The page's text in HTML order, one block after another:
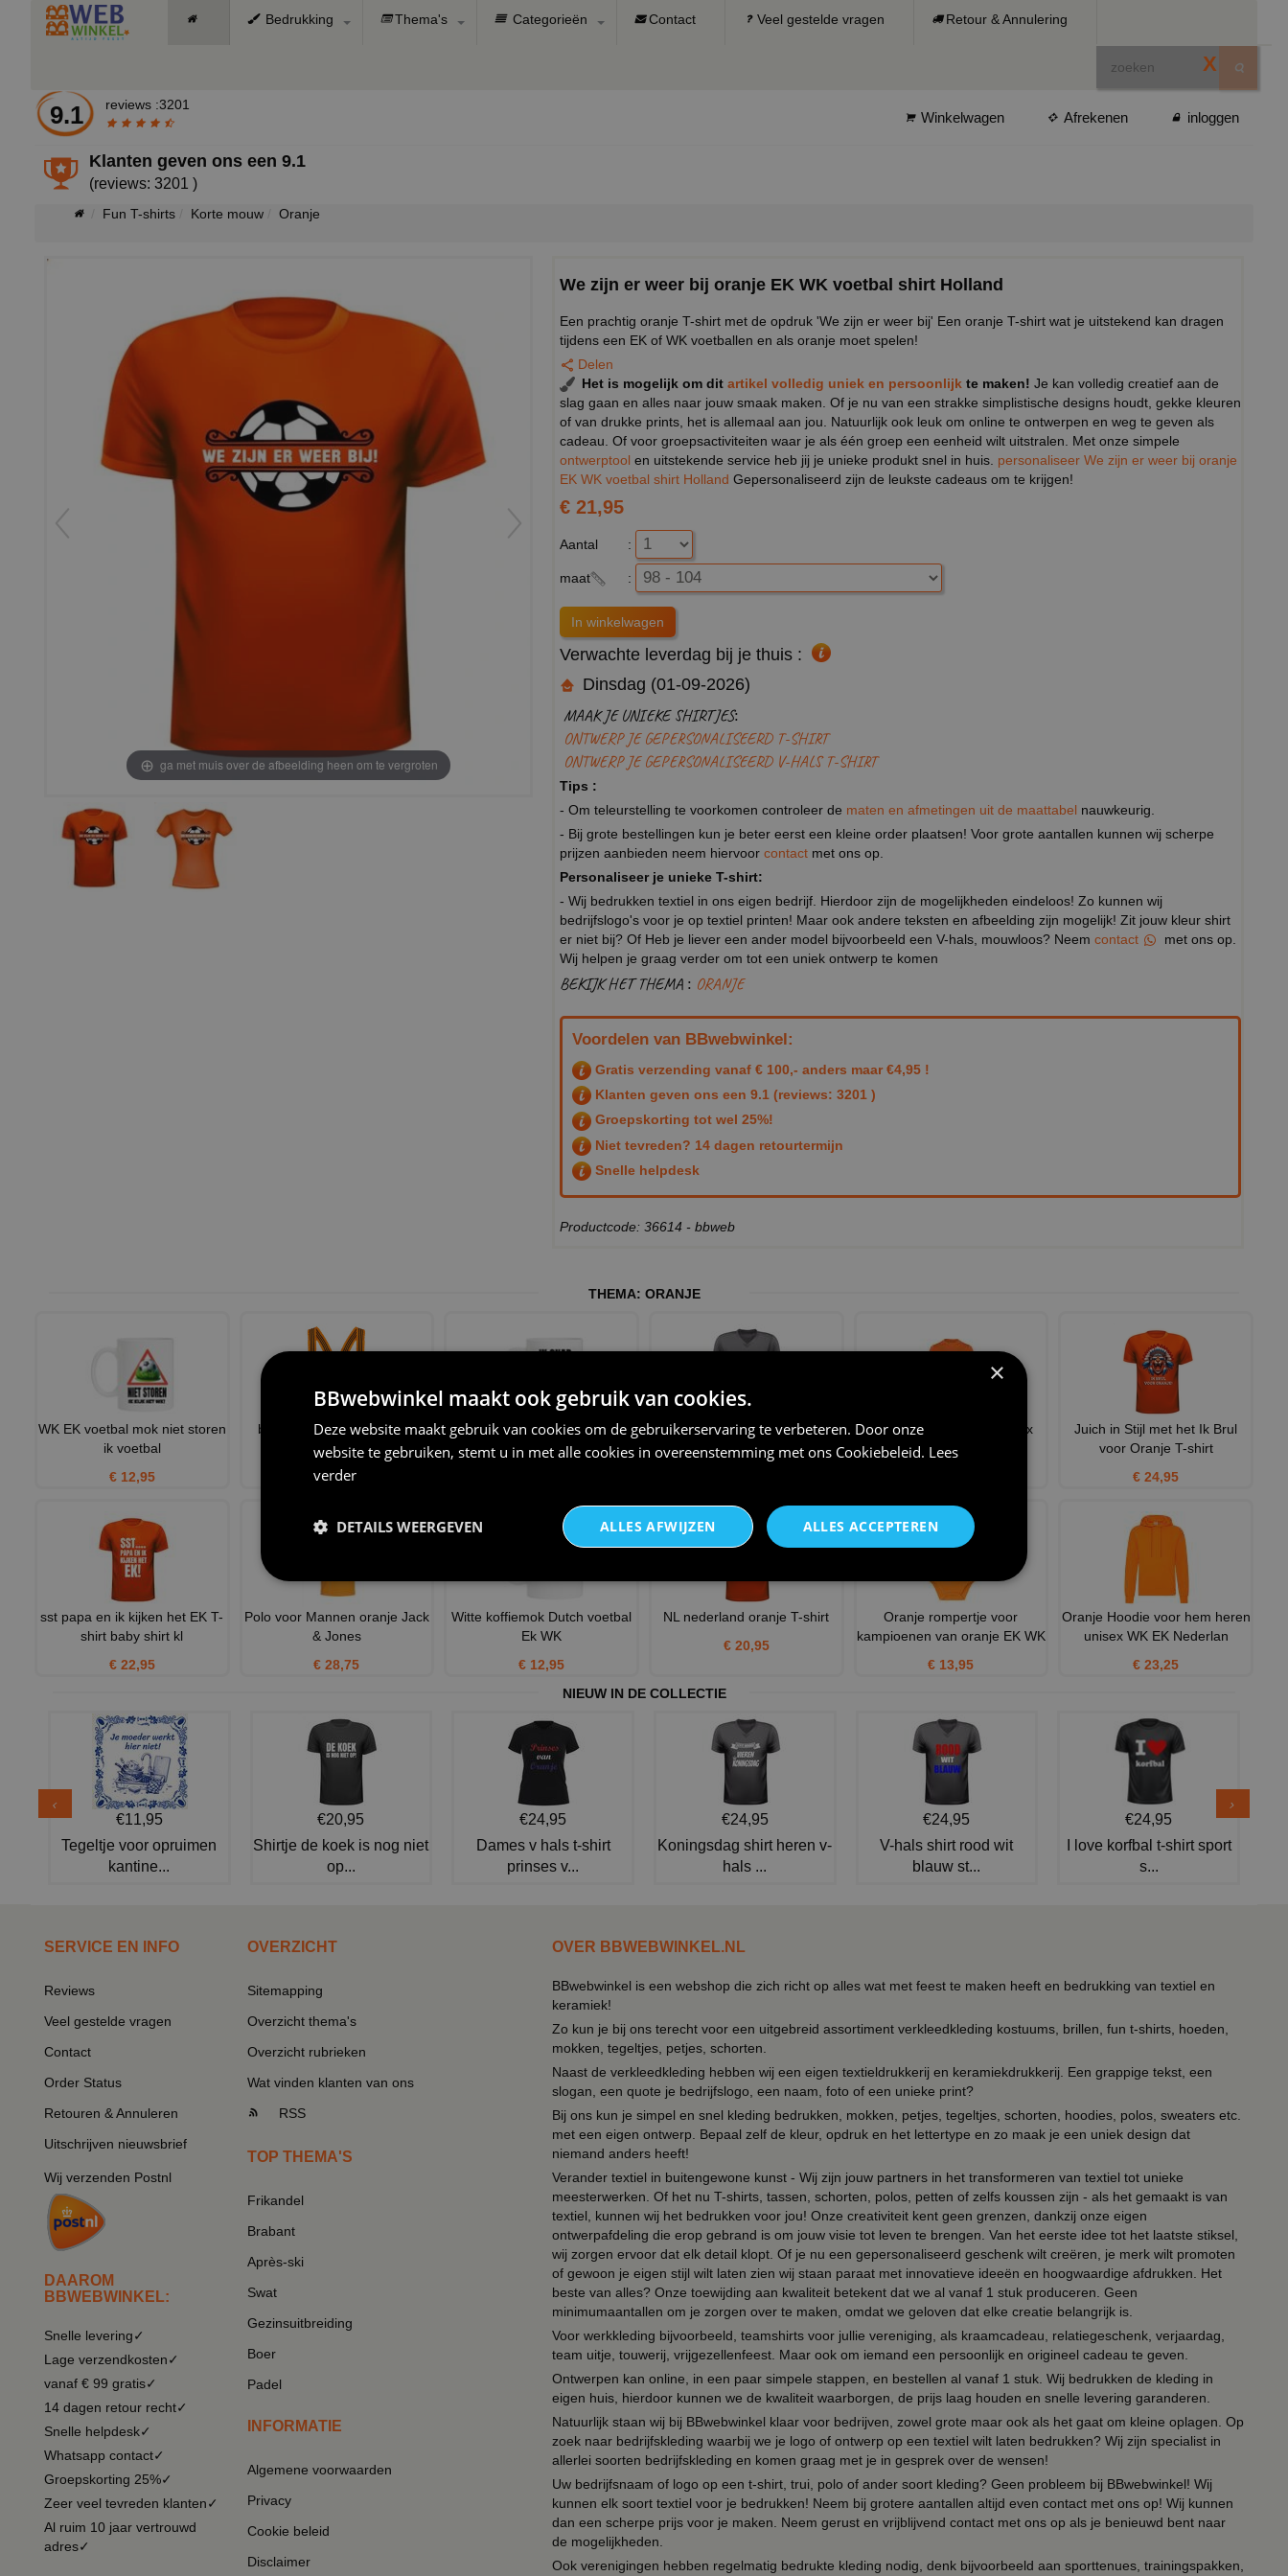
Bedrukking Thema's Categorieën Contact Veel gestelde vragen Retour & Annulering
X
9.1 reviews :3201
Winkelwagen Afrekenen inloggen
Klanten geven ons een9.1
(reviews: 3201 )
Fun T-shirts Korte mouw Oranje
ga met muis over de afbeelding heen om te vergroten
We zijn er weer bij oranje EK WK voetbal shirt Holland
Een prachtig oranje T-shirt met de opdruk 'We zijn er weer bij' Een oranje T-shirt wat je uitstekend kan dragen
tijdens een EK of WK voetballen en als oranje moet spelen!
Delen
Het is mogelijk om dit artikel volledig uniek en persoonlijk te maken! Je kan volledig creatief aan de
slag gaan en alles naar jouw smaak maken. Of je nu van een strakke simplistische designs houdt, gekke kleuren
of van drukke prints, het is allemaal aan jou. Natuurlijk ook leuk om online te ontwerpen en weg te geven als
cadeau. Of voor groepsactiviteiten waar je als één groep een eenheid wilt uitstralen. Met onze simpele
ontwerptool en uitstekende service heb jij je unieke produkt snel in huis. personaliseer We zijn er weer bij oranje
EK WK voetbal shirt Holland Gepersonaliseerd zijn de leukste cadeaus om te krijgen!
€ 21,95
Aantal :
maat :
Verwachte leverdag bij je thuis :
Dinsdag (01-09-2026)
MAAK JE UNIEKE SHIRTJES:
ONTWERP JE GEPERSONALISEERD T-SHIRT
ONTWERP JE GEPERSONALISEERD V-HALS T-SHIRT
Tips :
- Om teleurstelling te voorkomen controleer de maten en afmetingen uit de maattabel nauwkeurig.
- Bij grote bestellingen kun je beter eerst een kleine order plaatsen! Voor grote aantallen kunnen wij scherpe
prijzen aanbieden neem hiervoor contact met ons op.
Personaliseer je unieke T-shirt:
- Wij bedrukken textiel in ons eigen bedrijf. Hierdoor zijn de mogelijkheden eindeloos! Zo kunnen wij
bedrijfslogo's voor je op textiel printen! Maar ook andere teksten en afbeelding zijn mogelijk! Zit jouw kleur shirt
er niet bij? Of Heb je liever een ander model bijvoorbeeld een V-hals, mouwloos? Neem contact
met ons op.
Wij helpen je graag verder om tot een uniek ontwerp te komen
BEKIJK HET THEMA : ORANJE
Voordelen van BBwebwinkel:
Gratis verzending vanaf € 100,- anders maar €4,95 !
Klanten geven ons een 9.1 (reviews: 3201 )
Groepskorting tot wel 25%!
Niet tevreden? 14 dagen retourtermijn
Snelle helpdesk
Productcode: 36614 - bbweb
THEMA: ORANJE
WK EK voetbal mok niet storen
ik voetbal
€ 12,95
bretels oranje met plooien
€ 6,95
Mok ik snap er geen bal van
€ 12,95
V-hals shirt rood wit blauw
stijlvol shirt met tek
Oranje Trui Sweater unisex
€ 21,50
Juich in Stijl met het Ik Brul
voor Oranje T-shirt
€ 24,95
sst papa en ik kijken het EK T-
shirt baby shirt kl
€ 22,95
Polo voor Mannen oranje Jack
& Jones
€ 28,75
Witte koffiemok Dutch voetbal
Ek WK
€ 12,95
NL nederland oranje T-shirt
€ 20,95
Oranje rompertje voor
kampioenen van oranje EK WK
€ 13,95
Oranje Hoodie voor hem heren
unisex WK EK Nederlan
€ 23,25
NIEUW IN DE COLLECTIE
€11,95
Tegeltje voor opruimen
kantine...
€20,95
Shirtje de koek is nog niet
op...
€24,95
Dames v hals t-shirt
prinses v...
€24,95
Koningsdag shirt heren v-
hals ...
€24,95
V-hals shirt rood wit
blauw st...
€24,95
I love korfbal t-shirt sport
s...
SERVICE EN INFO
Reviews
Veel gestelde vragen
Contact
Order Status
Retouren & Annuleren
Uitschrijven nieuwsbrief
Wij verzenden Postnl
DAAROM
BBWEBWINKEL:
Snelle levering✓
Lage verzendkosten✓
vanaf € 99 gratis✓
14 dagen retour recht✓
Snelle helpdesk✓
Whatsapp contact✓
Groepskorting 25%✓
Zeer veel tevreden klanten✓
Al ruim 10 jaar vertrouwd
adres✓
OVERZICHT
Sitemapping
Overzicht thema's
Overzicht rubrieken
Wat vinden klanten van ons
RSS
TOP THEMA'S
Frikandel
Brabant
Après-ski
Swat
Gezinsuitbreiding
Boer
Padel
INFORMATIE
Algemene voorwaarden
Privacy
Cookie beleid
Disclaimer
OVER BBWEBWINKEL.NL
BBwebwinkel is een webshop die zich richt op alles wat met feest te maken heeft en bedrukking van textiel en
keramiek!
Zo kun je bij ons terecht voor een uitgebreid assortiment verkleedkleding kostuums, brillen, fun t-shirts, hoeden,
mokken, tegeltjes, petjes, schorten.
Naast de verkleedkleding hebben wij een eigen textieldrukkerij en keramiekdrukkerij. Een grappige tekst, een
slogan, een quote je bedrijfslogo, een naam, foto of een unieke print?
Bij ons kun je simpel en snel kleding bedrukken, mokken, petjes, tegeltjes, schorten, hoodies, polos, sweaters etc.
met een eigen ontwerp. Bepaal zelf de kleur, opdruk en het lettertype en zo maak je een uniek design dat
niemand anders heeft!
Verander textiel in buitengewone kunst - Wij zijn jouw partners in het transformeren van textiel tot unieke
meesterwerken. Of het nu T-shirts, tassen, schorten, polos, petten of zelfs koussen zijn - als het gemaakt is van
textiel, kunnen wij het bedrukken voor jou! Onze creativiteit kent geen grenzen, dankzij onze eigen
ontwerpafdeling die erop gebrand is om jouw visie tot leven te brengen. Van het eerste idee tot het laatste stiksel,
wij zorgen ervoor dat elk detail klopt. Of je nu een gepersonaliseerd geschenk wilt creëren, je merk wilt promoten
of gewoon je eigen stijl wilt laten zien wij staan paraat met innovatieve ideeën en hoogwaardige afdrukken. Het
beste van alles? Onze toewijding aan kwaliteit betekent dat we al vanaf 1 stuk produceren. Geen
minimumaantallen om je zorgen over te maken, omdat we geloven dat elke creatie belangrijk is.
Voor werkkleding bijvoorbeeld, teamshirts voor jullie vereniging, als kraamcadeau, relatiegeschenk, verjaardag,
team uitje, touwerij, vrijgezellenfeest. Maar ook om iemand een persoonlijk en origineel cadeau te geven.
Ontwerpen kan online, in een paar simpele stappen, en bestellen al vanaf 1 stuk. Wij bedrukken de kleding in
eigen huis, hierdoor kunnen we de kwaliteit waarborgen, de prijs laag houden en snelle levering garanderen.
Natuurlijk staan wij bij BBwebwinkel klaar voor bedrijven, zowel grote maar ook als het gaat om kleine oplagen. Op
zoek naar bedrijfskleding waarbij we je logo of ontwerp op een textiel wilt laten bedrukken? Wij zijn specialist in
allerlei soorten bedrijfskleding en komen graag met je in gesprek over de wensen!
Uw bedrijfsnaam of logo op een t-shirt, trui, polo of ander soort kleding? Geen probleem bij BBwebwinkel! Wij
kunnen elk soort textiel voor je bedrukken! Neem bij grotere aantallen altijd even contact met ons op! Wij kunnen
dan een scherpe prijs voor je maken. Neem gerust en vrijblijvend contact met ons op als je benieuwd bent naar
de mogelijkheden.
Ook verenigingen hebben regelmatig bedrukte kleding nodig, denk bijvoorbeeld aan sporttenues, trainingspakken,
×
BBwebwinkel maakt ook gebruik van cookies.
Deze website maakt gebruik van cookies om de gebruikerservaring te verbeteren. Door onze
website te gebruiken, stemt u in met alle cookies in overeenstemming met ons Cookiebeleid. Lees
verder
ALLES ACCEPTEREN
ALLES AFWIJZEN
DETAILS WEERGEVEN